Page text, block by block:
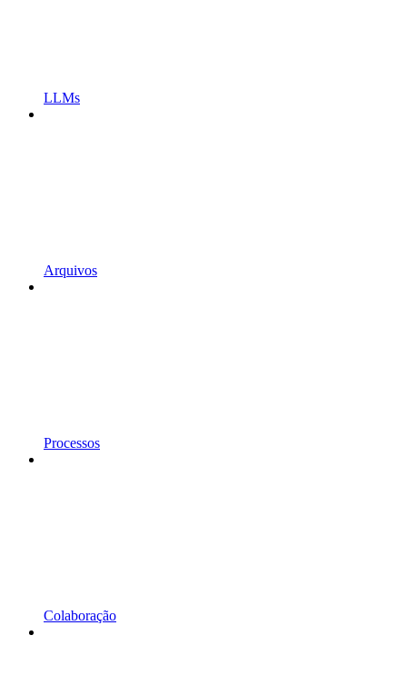
LLMs
Arquivos
Processos
Colaboração